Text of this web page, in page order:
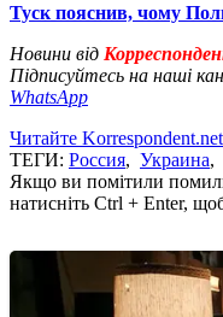
Туск пояснив, чому
Новини від
Підписуйтесь на наші
WhatsApp
Читайте
ТЕГИ: Россия, Украина,
Якщо ви помітили
натисніть Ctrl + Enter,